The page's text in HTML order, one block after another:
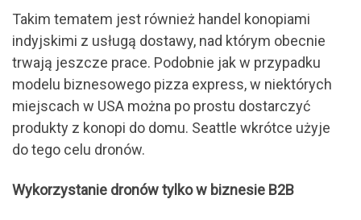
Takim tematem jest również handel konopiami
indyjskimi z usługą dostawy, nad którym obecnie
trwają jeszcze prace. Podobnie jak w przypadku
modelu biznesowego pizza express, w niektórych
miejscach w USA można po prostu dostarczyć
produkty z konopi do domu. Seattle wkrótce użyje
do tego celu dronów.
Wykorzystanie dronów tylko w biznesie B2B